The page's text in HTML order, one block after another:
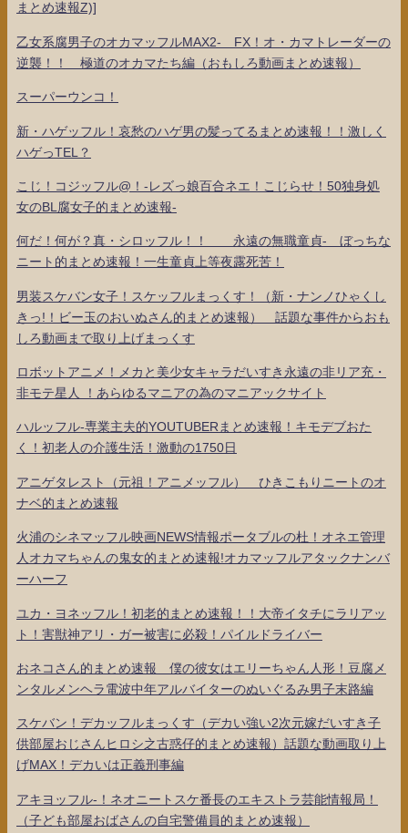
まとめ速報Z)]
乙女系腐男子のオカマッフルMAX2- FX！オ・カマトレーダーの
逆襲！！ 極道のオカマたち編（おもしろ動画まとめ速報）
スーパーウンコ！
新・ハゲッフル！哀愁のハゲ男の髪ってるまとめ速報！！激しく
ハゲっTEL？
こじ！コジッフル@！-レズっ娘百合ネエ！こじらせ！50独身処
女のBL腐女子的まとめ速報-
何だ！何が？真・シロッフル！！ 永遠の無職童貞- ぼっちな
ニート的まとめ速報！一生童貞上等夜露死苦！
男装スケバン女子！スケッフルまっくす！（新・ナンノひゃくし
きっ!！ビー玉のおいぬさん的まとめ速報） 話題な事件からおも
しろ動画まで取り上げまっくす
ロボットアニメ！メカと美少女キャラだいすき永遠の非リア充・
非モテ星人 ！あらゆるマニアの為のマニアックサイト
ハルッフル-専業主夫的YOUTUBERまとめ速報！キモデブおた
く！初老人の介護生活！激動の1750日
アニゲタレスト（元祖！アニメッフル） ひきこもりニートのオ
ナベ的まとめ速報
火浦のシネマッフル映画NEWS情報ポータブルの杜！オネエ管理
人オカマちゃんの鬼女的まとめ速報!オカマッフルアタックナンバ
ーハーフ
ユカ・ヨネッフル！初老的まとめ速報！！大帝イタチにラリアッ
ト！害獣神アリ・ガー被害に必殺！パイルドライバー
おネコさん的まとめ速報 僕の彼女はエリーちゃん人形！豆腐メ
ンタルメンヘラ電波中年アルバイターのぬいぐるみ男子末路編
スケバン！デカッフルまっくす（デカい強い2次元嫁だいすき子
供部屋おじさんヒロシ之古惑仔的まとめ速報）話題な動画取り上
げMAX！デカいは正義刑事編
アキヨッフル-！ネオニートスケ番長のエキストラ芸能情報局！
（子ども部屋おばさんの自宅警備員的まとめ速報）